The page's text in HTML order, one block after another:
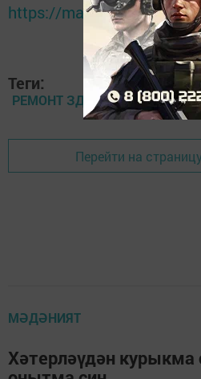
https://max.ru/tatmedia
Теги:
РЕМОНТ ЗДАНИЙ
Перейти на
МӘДӘНИЯТ
Хәтерләүдән курыкма